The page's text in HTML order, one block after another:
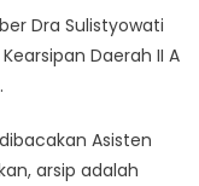
Dra Sulistyowati
Daerah II A
Asisten
arsip adalah